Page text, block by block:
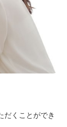
だくことができ